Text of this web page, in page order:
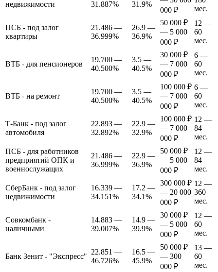
недвижимости 31.887% 31.9%
000 ₽
мес.
ПСБ - под залог
квартиры
21.486 —
36.999%
26.9 —
36.9%
50 000 ₽
— 5 000
000 ₽
12 —
60
мес.
ВТБ - для пенсионеров
19.700 —
40.500%
3.5 —
40.5%
30 000 ₽
— 7 000
000 ₽
6 —
60
мес.
ВТБ - на ремонт
19.700 —
40.500%
3.5 —
40.5%
100 000 ₽
— 7 000
000 ₽
6 —
60
мес.
Т-Банк - под залог
автомобиля
22.893 —
32.892%
22.9 —
32.9%
100 000 ₽
— 7 000
000 ₽
12 —
84
мес.
ПСБ - для работников
предприятий ОПК и
военнослужащих
21.486 —
36.999%
22.9 —
36.9%
50 000 ₽
— 5 000
000 ₽
12 —
84
мес.
СберБанк - под залог
недвижимости
16.339 —
34.151%
17.2 —
34.1%
300 000 ₽
— 20 000
000 ₽
12 —
360
мес.
Совкомбанк -
наличными
14.883 —
39.007%
14.9 —
39.9%
30 000 ₽
— 5 000
000 ₽
12 —
60
мес.
Банк Зенит - "Экспресс"
22.851 —
46.726%
16.5 —
45.9%
50 000 ₽
— 300
000 ₽
13 —
60
мес.